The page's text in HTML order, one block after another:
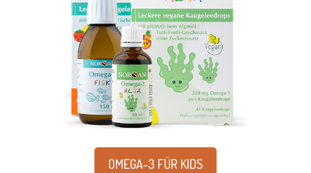
OMEGA-3 FÜR KIDS